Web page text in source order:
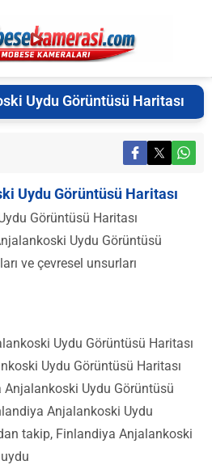
Uydu Görüntüsü Haritası
Uydu Görüntüsü Haritası
Görüntüsü Haritası
Uydu Görüntüsü
ve çevresel unsurları
Uydu Görüntüsü Haritası
Uydu Görüntüsü Haritası
Uydu Görüntüsü
Anjalankoski Uydu
takip, Finlandiya Anjalankoski